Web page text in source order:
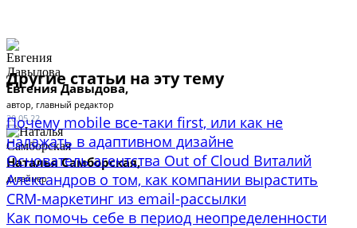
Евгения Давыдова,
автор, главный редактор
20.05.22
Наталья Самборская,
дизайнер
Другие статьи на эту тему
Почему mobile все-таки first, или как не
налажать в адаптивном дизайне
Основатель агентства Out of Cloud Виталий
Александров о том, как компании вырастить
CRM-маркетинг из email-рассылки
Как помочь себе в период неопределенности